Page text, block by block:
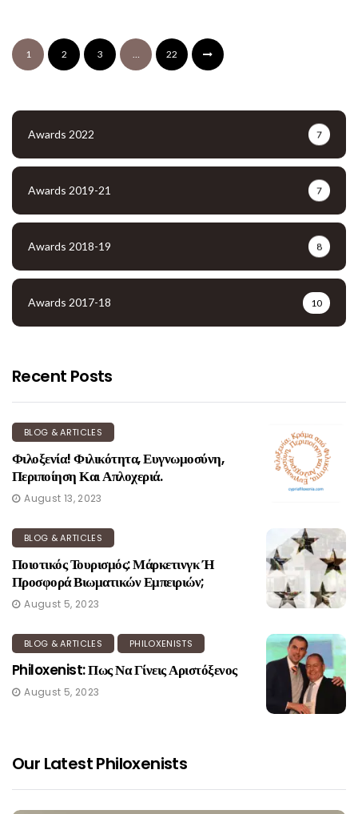
1 2 3 … 22
Awards 2022 7
Awards 2019-21 7
Awards 2018-19 8
Awards 2017-18 10
Recent Posts
BLOG & ARTICLES
Φιλοξενία! Φιλικότητα, Ευγνωμοσύνη,
Περιποίηση Και Απλοχεριά.
August 13, 2023
BLOG & ARTICLES
Ποιοτικός Τουρισμός: Μάρκετινγκ Ή
Προσφορά Βιωματικών Εμπειριών;
August 5, 2023
BLOG & ARTICLES PHILOXENISTS
Philoxenist: Πως Να Γίνεις Αριστόξενος
August 5, 2023
Our Latest Philoxenists